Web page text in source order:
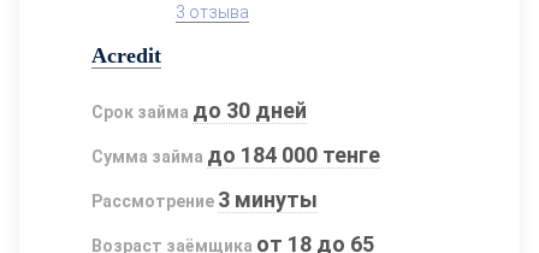
3 отзыва
Acredit
Срок займа до 30 дней
Сумма займа до 184 000 тенге
Рассмотрение 3 минуты
Возраст заёмщика от 18 до 65